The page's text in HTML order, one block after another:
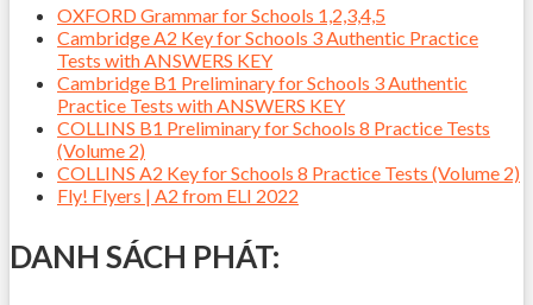
OXFORD Grammar for Schools 1,2,3,4,5
Cambridge A2 Key for Schools 3 Authentic Practice
Tests with ANSWERS KEY
Cambridge B1 Preliminary for Schools 3 Authentic
Practice Tests with ANSWERS KEY
COLLINS B1 Preliminary for Schools 8 Practice Tests
(Volume 2)
COLLINS A2 Key for Schools 8 Practice Tests (Volume 2)
Fly! Flyers | A2 from ELI 2022
DANH SÁCH PHÁT: